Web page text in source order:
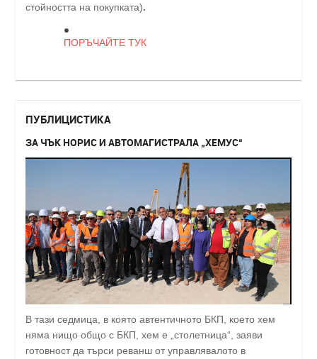
стойността на покупката).
ПОРЪЧАЙТЕ ТУК
ПУБЛИЦИСТИКА
ЗА ЧЪК НОРИС И АВТОМАГИСТРАЛА „ХЕМУС“
В тази седмица, в която автентичното БКП, което хем
няма нищо общо с БКП, хем е „столетница“, заяви
готовност да търси реванш от управлявалото в